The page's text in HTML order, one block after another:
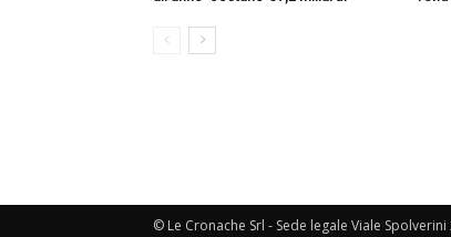
© Le Cronache Srl - Sede legale Viale